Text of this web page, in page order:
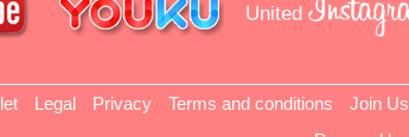
United
Legal Privacy Terms and conditions Join Us